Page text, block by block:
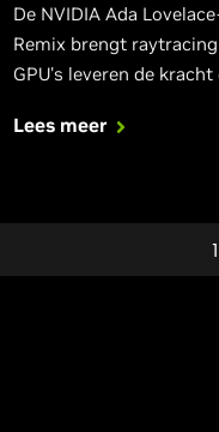
De NVIDIA Ada
Remix brengt raytracing
GPU's leveren de
Lees meer
1